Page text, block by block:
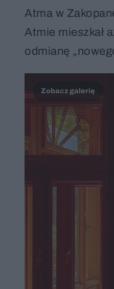
Atma w
Atmie mieszkał
odmianę